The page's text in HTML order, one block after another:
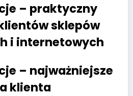
– praktyczny
sklepów
i internetowych
– najważniejsze
klienta